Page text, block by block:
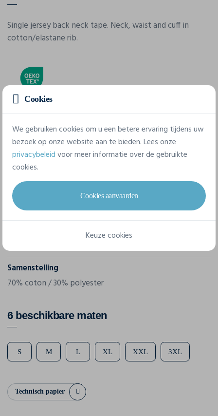
Single jersey back neck tape. Neck, waist and cuff in
cotton/elastane rib.
Eigenschappen
Merk
Fol
Referentie
62-154-0
Samenstelling
70% coton / 30% polyester
6 beschikbare maten
S M L XL XXL 3XL
Technisch papier
Cookies
We gebruiken cookies om u een betere ervaring tijdens uw
bezoek op onze website aan te bieden. Lees onze
privacybeleidvoor meer informatie over de gebruikte
cookies.
Cookies aanvaarden
Keuze cookies